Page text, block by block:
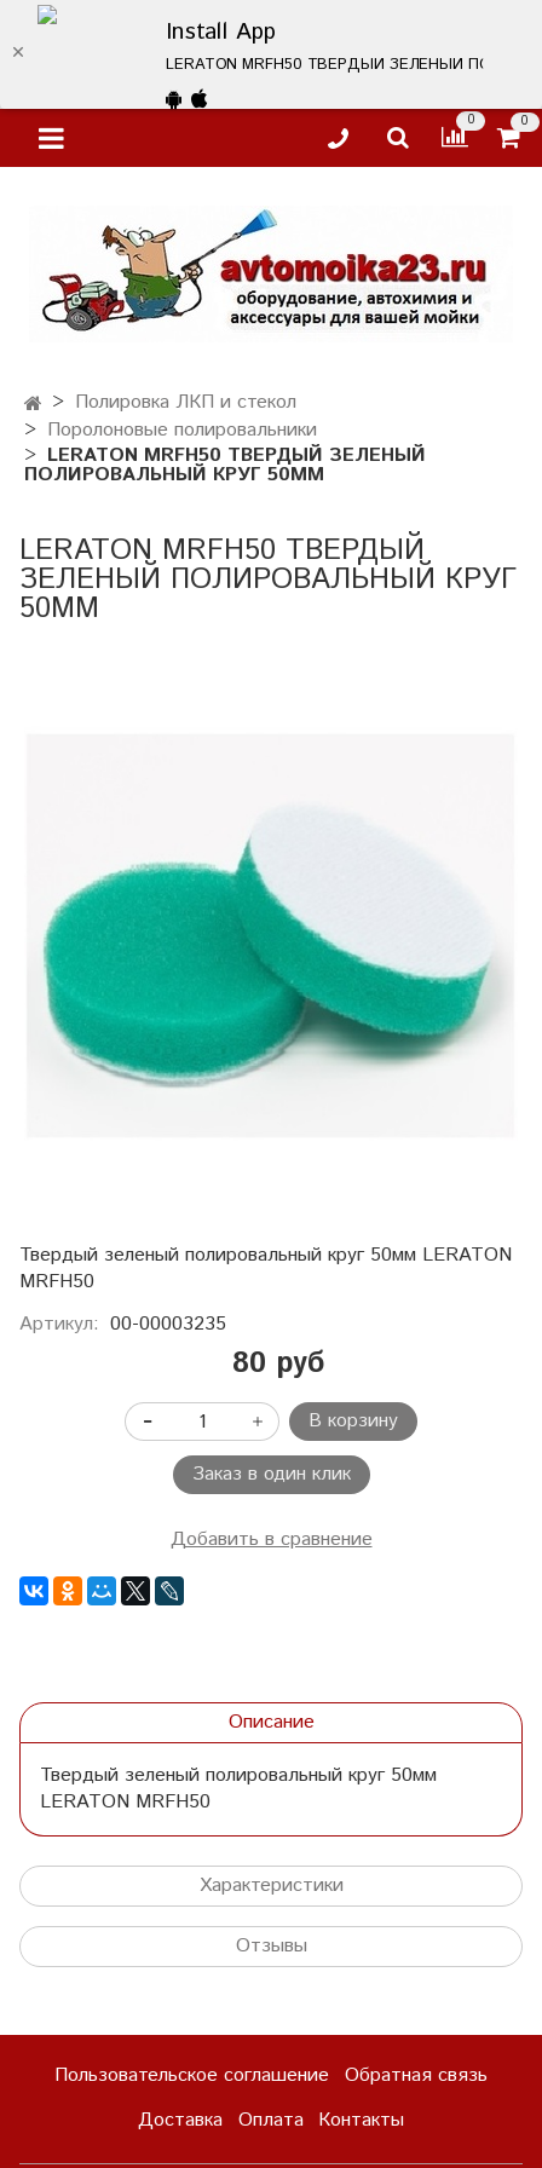
Install App
LERATON MRFH50 ТВЕРДЫЙ ЗЕЛЕНЫЙ
0 0
Полировка ЛКП и стекол
Поролоновые полировальники
LERATON MRFH50 ТВЕРДЫЙ ЗЕЛЕНЫЙ
ПОЛИРОВАЛЬНЫЙ КРУГ 50ММ
LERATON MRFH50 ТВЕРДЫЙ
ЗЕЛЕНЫЙ ПОЛИРОВАЛЬНЫЙ КРУГ
50ММ
Твердый зеленый полировальный круг 50мм LERATON
MRFH50
Артикул: 00-00003235
80 руб
В корзину
Заказ в один клик
Добавить в сравнение
Описание
Твердый зеленый полировальный круг 50мм
LERATON MRFH50
Характеристики
Отзывы
Пользовательское соглашение Обратная связь
Доставка Оплата Контакты